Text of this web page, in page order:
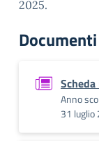
2025.
Documenti
Anno
31 luglio